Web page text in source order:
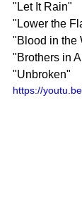
"Let It Rain"
"Lower the
"Blood in the
"Brothers in
"Unbroken"
https://